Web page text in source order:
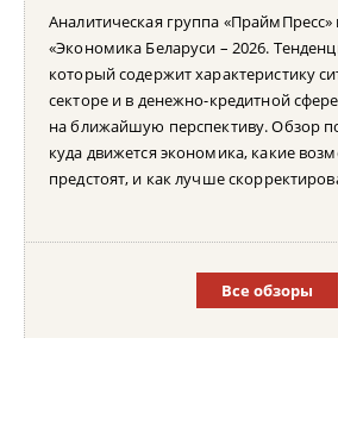
Аналитическая группа
«Экономика Беларуси – 2026.
который содержит характеристику
секторе и в денежно-кредитной
на ближайшую перспективу. Обзор
куда движется экономика, какие
предстоят, и как лучше
Все обзоры